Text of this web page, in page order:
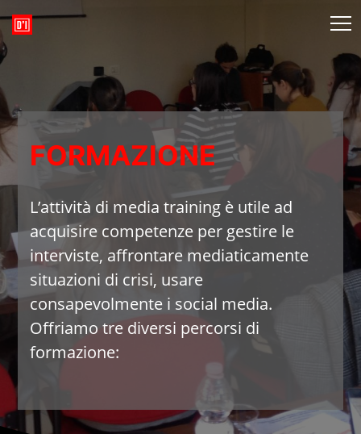
FORMAZIONE
L’attività di media training è utile ad
acquisire competenze per gestire le
interviste, affrontare mediaticamente
situazioni di crisi, usare
consapevolmente i social media.
Offriamo tre diversi percorsi di
formazione: